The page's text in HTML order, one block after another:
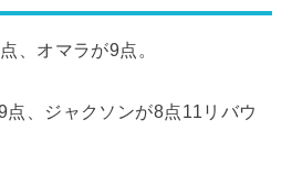
、オマラが9点。
、ジャクソンが8点11リバウ